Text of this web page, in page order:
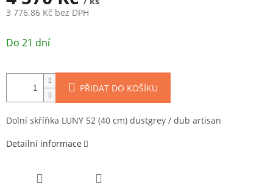
3 776,86 Kč bez DPH
cena:
Do 21 dní
PŘIDAT DO KOŠÍKU
Dolní skříňka LUNY 52 (40 cm) dustgrey / dub artisan
Detailní informace